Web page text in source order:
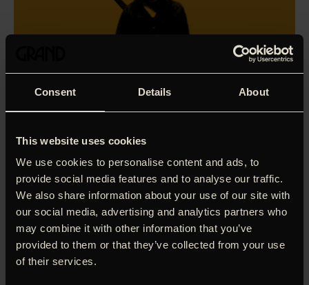
Consent Details About
This website uses cookies
We use cookies to personalise content and ads, to
provide social media features and to analyse our traffic.
We also share information about your use of our site with
our social media, advertising and analytics partners who
may combine it with other information that you’ve
provided to them or that they’ve collected from your use
of their services.
Særforevisning
af ‘Searching for Sugar Man’ med efterfest.